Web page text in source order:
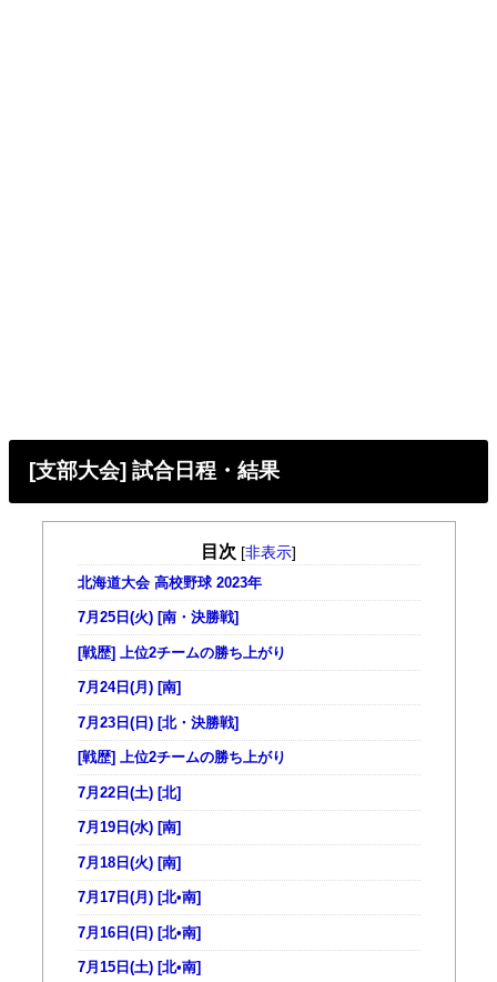
[支部大会] 試合日程・結果
目次 [非表示]
北海道大会 高校野球 2023年
7月25日(火) [南・決勝戦]
[戦歴] 上位2チームの勝ち上がり
7月24日(月) [南]
7月23日(日) [北・決勝戦]
[戦歴] 上位2チームの勝ち上がり
7月22日(土) [北]
7月19日(水) [南]
7月18日(火) [南]
7月17日(月) [北•南]
7月16日(日) [北•南]
7月15日(土) [北•南]